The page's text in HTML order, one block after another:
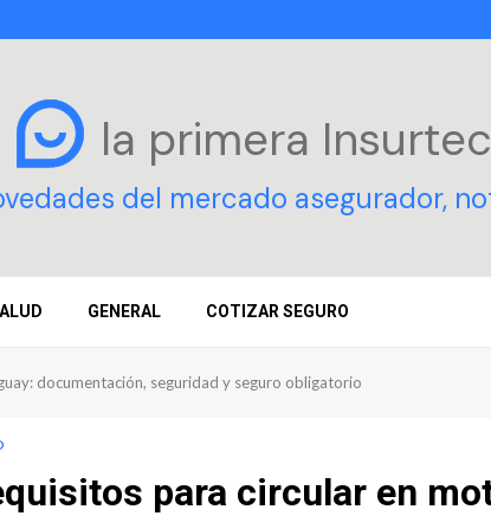
la primera
del mercado asegurador,
GENERAL COTIZAR SEGURO
documentación, seguridad y seguro obligatorio
para circular en